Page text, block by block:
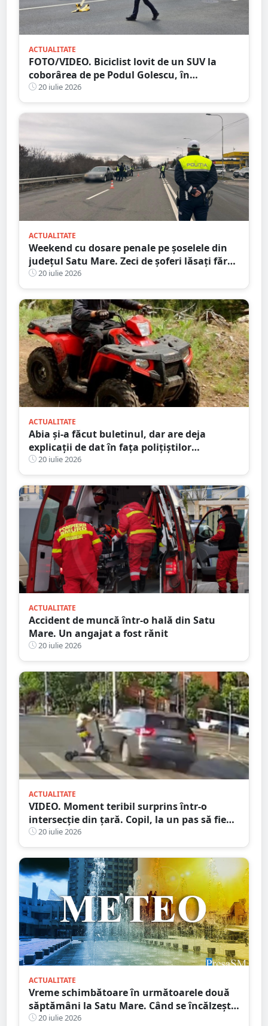
ACTUALITATE
FOTO/VIDEO. Biciclist lovit de un SUV la
coborârea de pe Podul Golescu, în
municipiul Satu Mare. Șoferul: ”Pur și
simplu nu l-am văzut”
20 iulie 2026
ACTUALITATE
Weekend cu dosare penale pe șoselele din
județul Satu Mare. Zeci de șoferi lăsați fără
permise
20 iulie 2026
ACTUALITATE
Abia și-a făcut buletinul, dar are deja
explicații de dat în fața polițiștilor
sătmăreni. Totul după o ”aventură” cu ATV-
ul pe străzile din sat
20 iulie 2026
ACTUALITATE
Accident de muncă într-o hală din Satu
Mare. Un angajat a fost rănit
20 iulie 2026
ACTUALITATE
VIDEO. Moment teribil surprins într-o
intersecție din țară. Copil, la un pas să fie
spulberat de mașină
20 iulie 2026
ACTUALITATE
Vreme schimbătoare în următoarele două
săptămâni la Satu Mare. Când se încălzește,
din nou, vremea
20 iulie 2026